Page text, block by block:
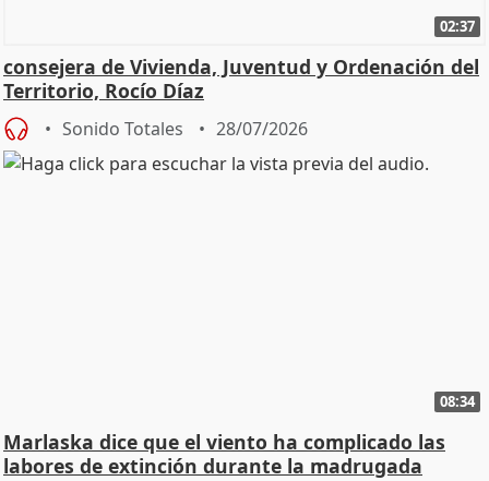
02:37
consejera de Vivienda, Juventud y Ordenación del
Territorio, Rocío Díaz
Sonido Totales 28/07/2026
08:34
Marlaska dice que el viento ha complicado las
labores de extinción durante la madrugada